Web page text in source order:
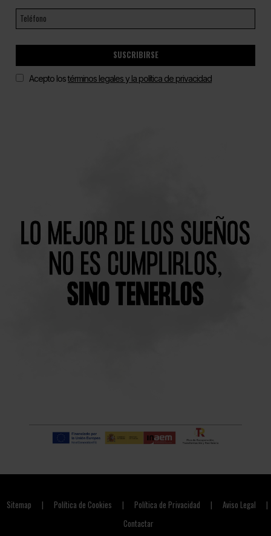
SUSCRIBIRSE
Acepto lostérminos legales y la política de privacidad
Sitemap | Política de Cookies | Política de Privacidad | Aviso Legal |
Contactar